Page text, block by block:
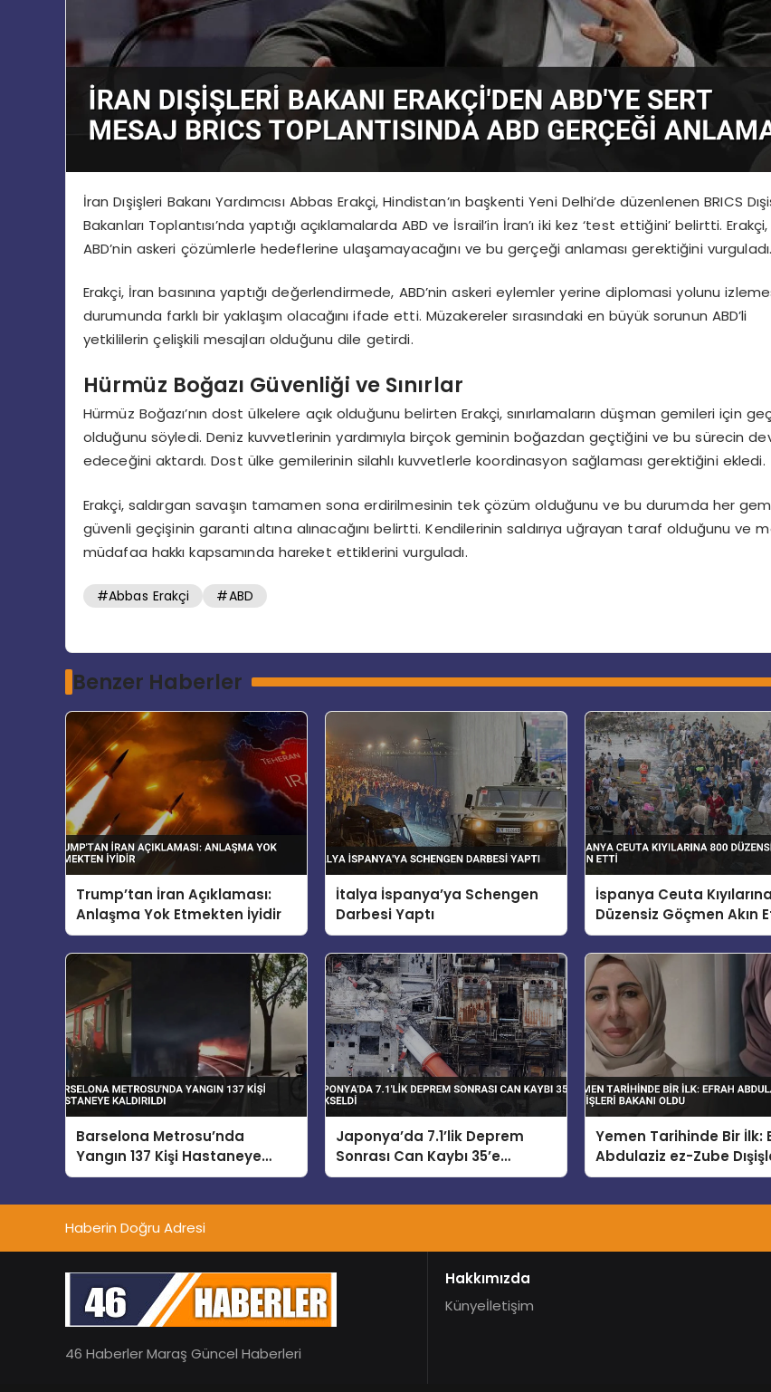
İran Dışişleri Bakanı Yardımcısı Abbas Erakçi, Hindistan’ın başkenti Yeni Delhi’de düzenlenen BRICS
Bakanları Toplantısı’nda yaptığı açıklamalarda ABD ve İsrail’in İran’ı iki kez ‘test ettiğini’ belirtti. Erakçi,
ABD’nin askeri çözümlerle hedeflerine ulaşamayacağını ve bu gerçeği anlaması gerektiğini vurguladı.
Erakçi, İran basınına yaptığı değerlendirmede, ABD’nin askeri eylemler yerine diplomasi yolunu
durumunda farklı bir yaklaşım olacağını ifade etti. Müzakereler sırasındaki en büyük sorunun ABD’li
yetkililerin çelişkili mesajları olduğunu dile getirdi.
Hürmüz Boğazı Güvenliği ve Sınırlar
Hürmüz Boğazı’nın dost ülkelere açık olduğunu belirten Erakçi, sınırlamaların düşman gemileri için
olduğunu söyledi. Deniz kuvvetlerinin yardımıyla birçok geminin boğazdan geçtiğini ve bu sürecin
edeceğini aktardı. Dost ülke gemilerinin silahlı kuvvetlerle koordinasyon sağlaması gerektiğini ekledi.
Erakçi, saldırgan savaşın tamamen sona erdirilmesinin tek çözüm olduğunu ve bu durumda her
güvenli geçişinin garanti altına alınacağını belirtti. Kendilerinin saldırıya uğrayan taraf olduğunu ve
müdafaa hakkı kapsamında hareket ettiklerini vurguladı.
#Abbas Erakçi #ABD
Benzer Haberler
Trump’tan İran Açıklaması:
Anlaşma Yok Etmekten İyidir
İtalya İspanya’ya Schengen
Darbesi Yaptı
İspanya Ceuta
Düzensiz Göçmen Akın
Barselona Metrosu’nda
Yangın 137 Kişi Hastaneye
Kaldırıldı
Japonya’da 7.1’lik Deprem
Sonrası Can Kaybı 35’e
Yükseldi
Yemen Tarihinde Bir İlk:
Abdulaziz ez-Zube
Bakanı Oldu
Haberin Doğru Adresi
46 Haberler Maraş Güncel Haberleri
Hakkımızda
Künyeİletişim